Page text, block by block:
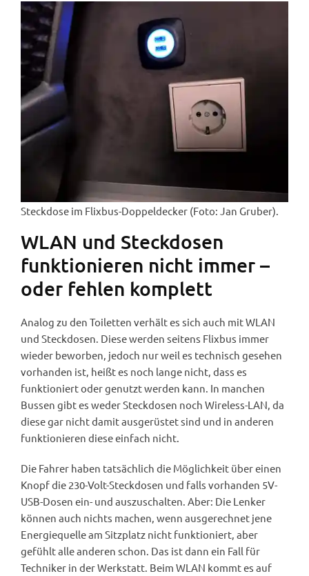
Steckdose im Flixbus-Doppeldecker (Foto: Jan Gruber).
WLAN und Steckdosen
funktionieren nicht immer –
oder fehlen komplett
Analog zu den Toiletten verhält es sich auch mit WLAN
und Steckdosen. Diese werden seitens Flixbus immer
wieder beworben, jedoch nur weil es technisch gesehen
vorhanden ist, heißt es noch lange nicht, dass es
funktioniert oder genutzt werden kann. In manchen
Bussen gibt es weder Steckdosen noch Wireless-LAN, da
diese gar nicht damit ausgerüstet sind und in anderen
funktionieren diese einfach nicht.
Die Fahrer haben tatsächlich die Möglichkeit über einen
Knopf die 230-Volt-Steckdosen und falls vorhanden 5V-
USB-Dosen ein- und auszuschalten. Aber: Die Lenker
können auch nichts machen, wenn ausgerechnet jene
Energiequelle am Sitzplatz nicht funktioniert, aber
gefühlt alle anderen schon. Das ist dann ein Fall für
Techniker in der Werkstatt. Beim WLAN kommt es auf